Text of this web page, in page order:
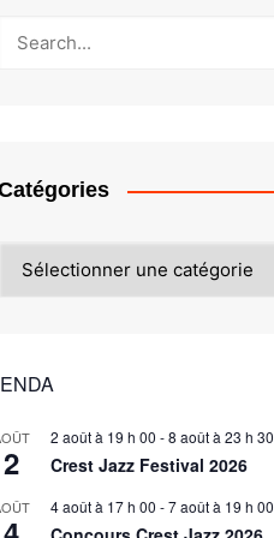
2
2 août à 19 h 00 -8 août à 23 h 30
Crest Jazz Festival 2026
4 août à 17 h 00 -7 août à 19 h 00